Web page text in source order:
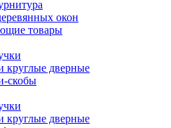
окон
товары
круглые дверные
скобы
круглые дверные